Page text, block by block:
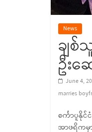
News
ချ
ဦးဆ
June 4,
marries
စင်္ကာပူနို
အာဖရိကမှ